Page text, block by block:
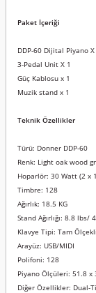
Paket İçeriği
DDP-60 Dijital Piyano X
3-Pedal Unit X 1
Güç Kablosu x 1
Muzik stand x 1
Teknik Özellikler
Türü: Donner DDP-60
Renk: Light oak wood
Hoparlör: 30 Watt (2 x
Timbre: 128
Ağırlık: 18.5 KG
Stand Ağırlığı: 8.8 lbs/
Klavye Tipi: Tam
Arayüz: USB/MIDI
Polifoni: 128
Piyano Ölçüleri: 51.8 x
Diğer Özellikler: Dual-